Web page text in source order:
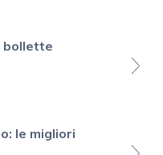
bollette
le migliori